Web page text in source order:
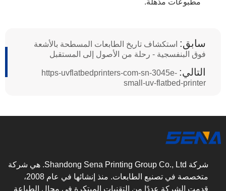
سابق: استكشاف تاريخ الطابعات المسطحة بالأشعة
فوق البنفسجية - رحلة من الأصول إلى المستقبل
التالي: https-uvflatbedprinters-com-sn-3045e-
small-uv-flatbed-printer
شركة Shandong Sena Printing Group Co., Ltd. هي شركة
متخصصة في تصنيع الطابعات. منذ إنشائها في عام 2008،
قدمت الشركة عددًا من التقنيات المبتكرة في مجال الطباعة